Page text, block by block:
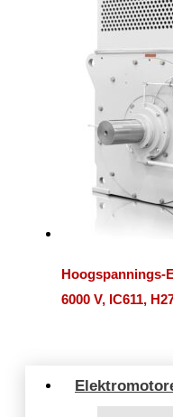
Hoogspannings-
6000 V, IC611,